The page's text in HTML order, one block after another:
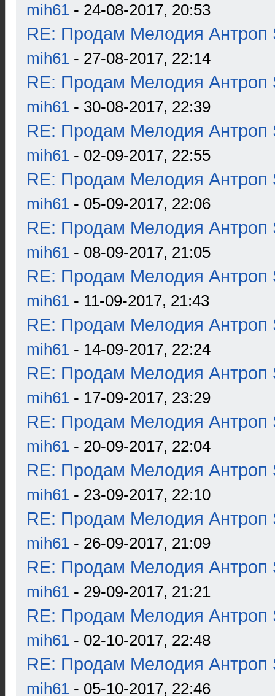
mih61 - 24-08-2017, 20:53
RE: Продам Мелодия Антроп
mih61 - 27-08-2017, 22:14
RE: Продам Мелодия Антроп
mih61 - 30-08-2017, 22:39
RE: Продам Мелодия Антроп
mih61 - 02-09-2017, 22:55
RE: Продам Мелодия Антроп
mih61 - 05-09-2017, 22:06
RE: Продам Мелодия Антроп
mih61 - 08-09-2017, 21:05
RE: Продам Мелодия Антроп
mih61 - 11-09-2017, 21:43
RE: Продам Мелодия Антроп
mih61 - 14-09-2017, 22:24
RE: Продам Мелодия Антроп
mih61 - 17-09-2017, 23:29
RE: Продам Мелодия Антроп
mih61 - 20-09-2017, 22:04
RE: Продам Мелодия Антроп
mih61 - 23-09-2017, 22:10
RE: Продам Мелодия Антроп
mih61 - 26-09-2017, 21:09
RE: Продам Мелодия Антроп
mih61 - 29-09-2017, 21:21
RE: Продам Мелодия Антроп
mih61 - 02-10-2017, 22:48
RE: Продам Мелодия Антроп
mih61 - 05-10-2017, 22:46